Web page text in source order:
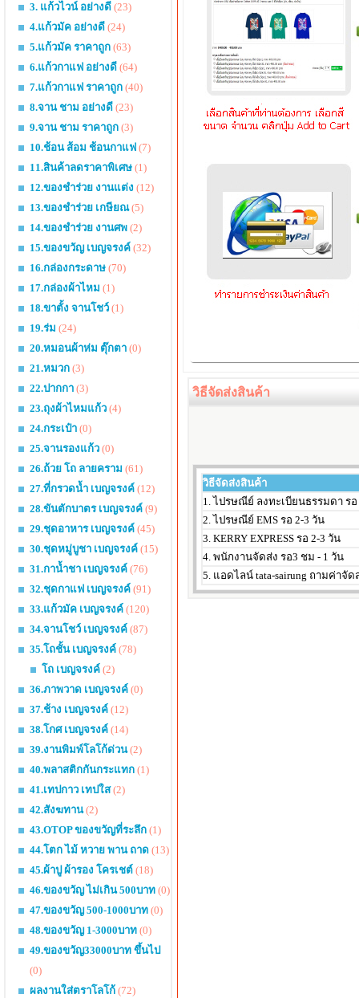
3. แก้วไวน์ อย่างดี (23)
4.แก้วมัค อย่างดี (24)
5.แก้วมัค ราคาถูก (63)
6.แก้วกาแฟ อย่างดี (64)
7.แก้วกาแฟ ราคาถูก (40)
8.จาน ชาม อย่างดี (23)
9.จาน ชาม ราคาถูก (3)
10.ช้อน ส้อม ช้อนกาแฟ (7)
11.สินค้าลดราคาพิเศษ (1)
12.ของชำร่วย งานแต่ง (12)
13.ของชำร่วย เกษียณ(5)
14.ของชำร่วย งานศพ (2)
15.ของขวัญ เบญจรงค์ (32)
16.กล่องกระดาษ (70)
17.กล่องผ้าไหม (1)
18.ขาตั้ง จานโชว์ (1)
19.ร่ม (24)
20.หมอนผ้าห่ม ตุ๊กตา (0)
21.หมวก (3)
22.ปากกา (3)
23.ถุงผ้าไหมแก้ว (4)
24.กระเป๋า (0)
25.จานรองแก้ว (0)
26.ถ้วย โถ ลายคราม (61)
27.ที่กรวดน้ำ เบญจรงค์ (12)
28.ขันตักบาตร เบญจรงค์ (9)
29.ชุดอาหาร เบญจรงค์ (45)
30.ชุดหมู่บูชา เบญจรงค์ (15)
31.กาน้ำชา เบญจรงค์ (76)
32.ชุดกาแฟ เบญจรงค์ (91)
33.แก้วมัค เบญจรงค์ (120)
34.จานโชว์ เบญจรงค์ (87)
35.โถชั้น เบญจรงค์ (78)
โถ เบญจรงค์ (2)
36.ภาพวาด เบญจรงค์ (0)
37.ช้าง เบญจรงค์ (12)
38.โกศ เบญจรงค์ (14)
39.งานพิมพ์โลโก้ด่วน(2)
40.พลาสติกกันกระแทก (1)
41.เทปกาว เทปใส(2)
42.สังฆทาน(2)
43.OTOP ของขวัญที่ระลึก (1)
44.โตก ไม้ หวาย พาน ถาด (13)
45.ผ้าปู ผ้ารอง โครเชต์ (18)
46.ของขวัญ ไม่เกิน 500บาท (0)
47.ของขวัญ 500-1000บาท (0)
48.ของขวัญ 1-3000บาท (0)
49.ของขวัญ33000บาท ขึ้นไป
(0)
ผลงานใส่ตราโลโก้ (72)
วิธีจัดส่งสินค้า
วิธีจัดส่งสินค้า
1. ไปรษณีย์ ลงทะเบียนธรรมดา รอ
2. ไปรษณีย์ EMS รอ 2-3 วัน
3. KERRY EXPRESS รอ 2-3 วัน
4. พนักงานจัดส่ง รอ3 ชม - 1 วัน
5. แอดไลน์ tata-sairung ถามค่าจัด